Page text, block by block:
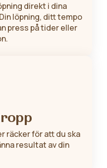
direkt i dina
löpning, ditt tempo
press på tider eller
räcker för att du ska
resultat av din